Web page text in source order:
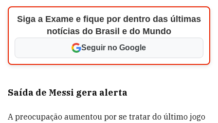
Siga a Exame e fique por dentro das últimas
notícias do Brasil e do Mundo
Seguir no Google
Saída de Messi gera alerta
A preocupação aumentou por se tratar do último jogo